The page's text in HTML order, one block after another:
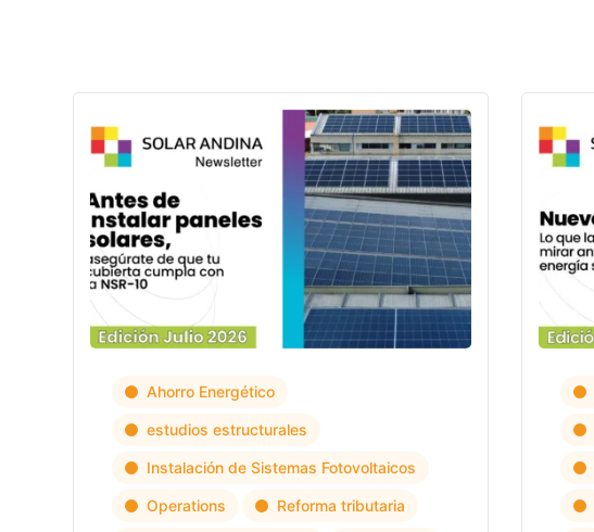
Ahorro Energético
estudios estructurales
Instalación de Sistemas Fotovoltaicos
Operations Reforma tributaria